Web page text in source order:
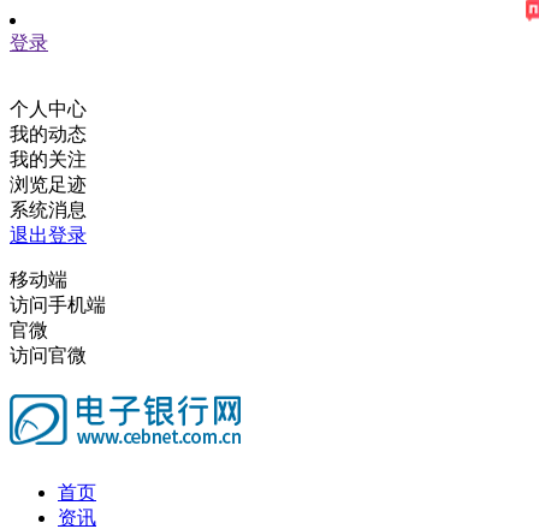
登录
个人中心
我的动态
我的关注
浏览足迹
系统消息
退出登录
移动端
访问手机端
官微
访问官微
首页
资讯